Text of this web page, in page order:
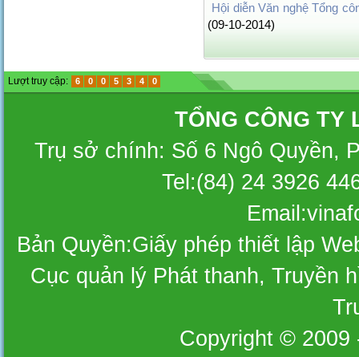
Hội diễn Văn nghệ Tổng
(09-10-2014)
Lượt truy cập: 6 0 0 5 3 4 0
TỔNG CÔNG TY
Trụ sở chính: Số 6 Ngô Quyền,
Tel:(84) 24 3926
Bản Quyền:Giấy phép thiết lập
Cục quản lý Phát thanh, Truyền
Copyright © 2009